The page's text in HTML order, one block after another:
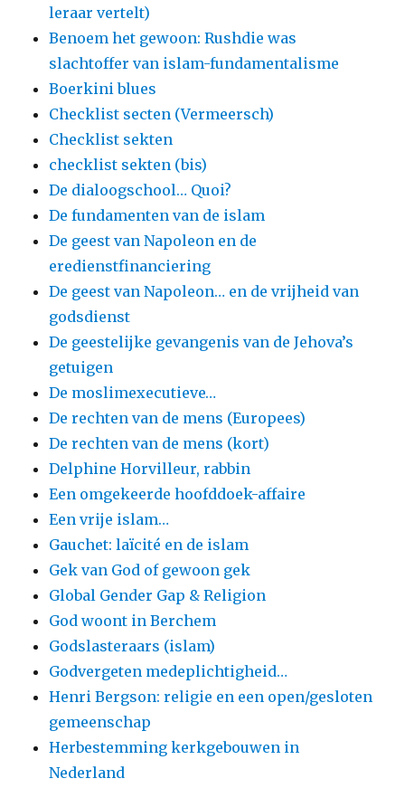
leraar vertelt)
Benoem het gewoon: Rushdie was
slachtoffer van islam-fundamentalisme
Boerkini blues
Checklist secten (Vermeersch)
Checklist sekten
checklist sekten (bis)
De dialoogschool… Quoi?
De fundamenten van de islam
De geest van Napoleon en de
eredienstfinanciering
De geest van Napoleon… en de vrijheid van
godsdienst
De geestelijke gevangenis van de Jehova’s
getuigen
De moslimexecutieve…
De rechten van de mens (Europees)
De rechten van de mens (kort)
Delphine Horvilleur, rabbin
Een omgekeerde hoofddoek-affaire
Een vrije islam…
Gauchet: laïcité en de islam
Gek van God of gewoon gek
Global Gender Gap & Religion
God woont in Berchem
Godslasteraars (islam)
Godvergeten medeplichtigheid…
Henri Bergson: religie en een open/gesloten
gemeenschap
Herbestemming kerkgebouwen in
Nederland